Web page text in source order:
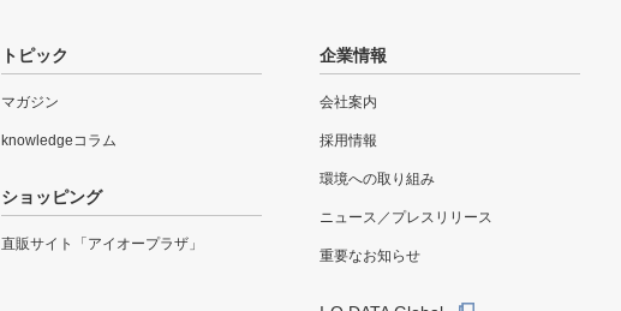
トピック
マガジン
knowledgeコラム
ショッピング
直販サイト「アイオープラザ」
企業情報
会社案内
採用情報
環境への取り組み
ニュース／プレスリリース
重要なお知らせ